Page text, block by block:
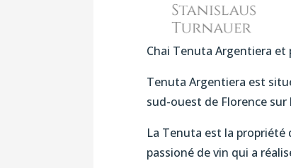
Chai Tenuta Argentiera
Tenuta Argentiera est
sud-ouest de Florence
La Tenuta est la
passioné de vin qui a